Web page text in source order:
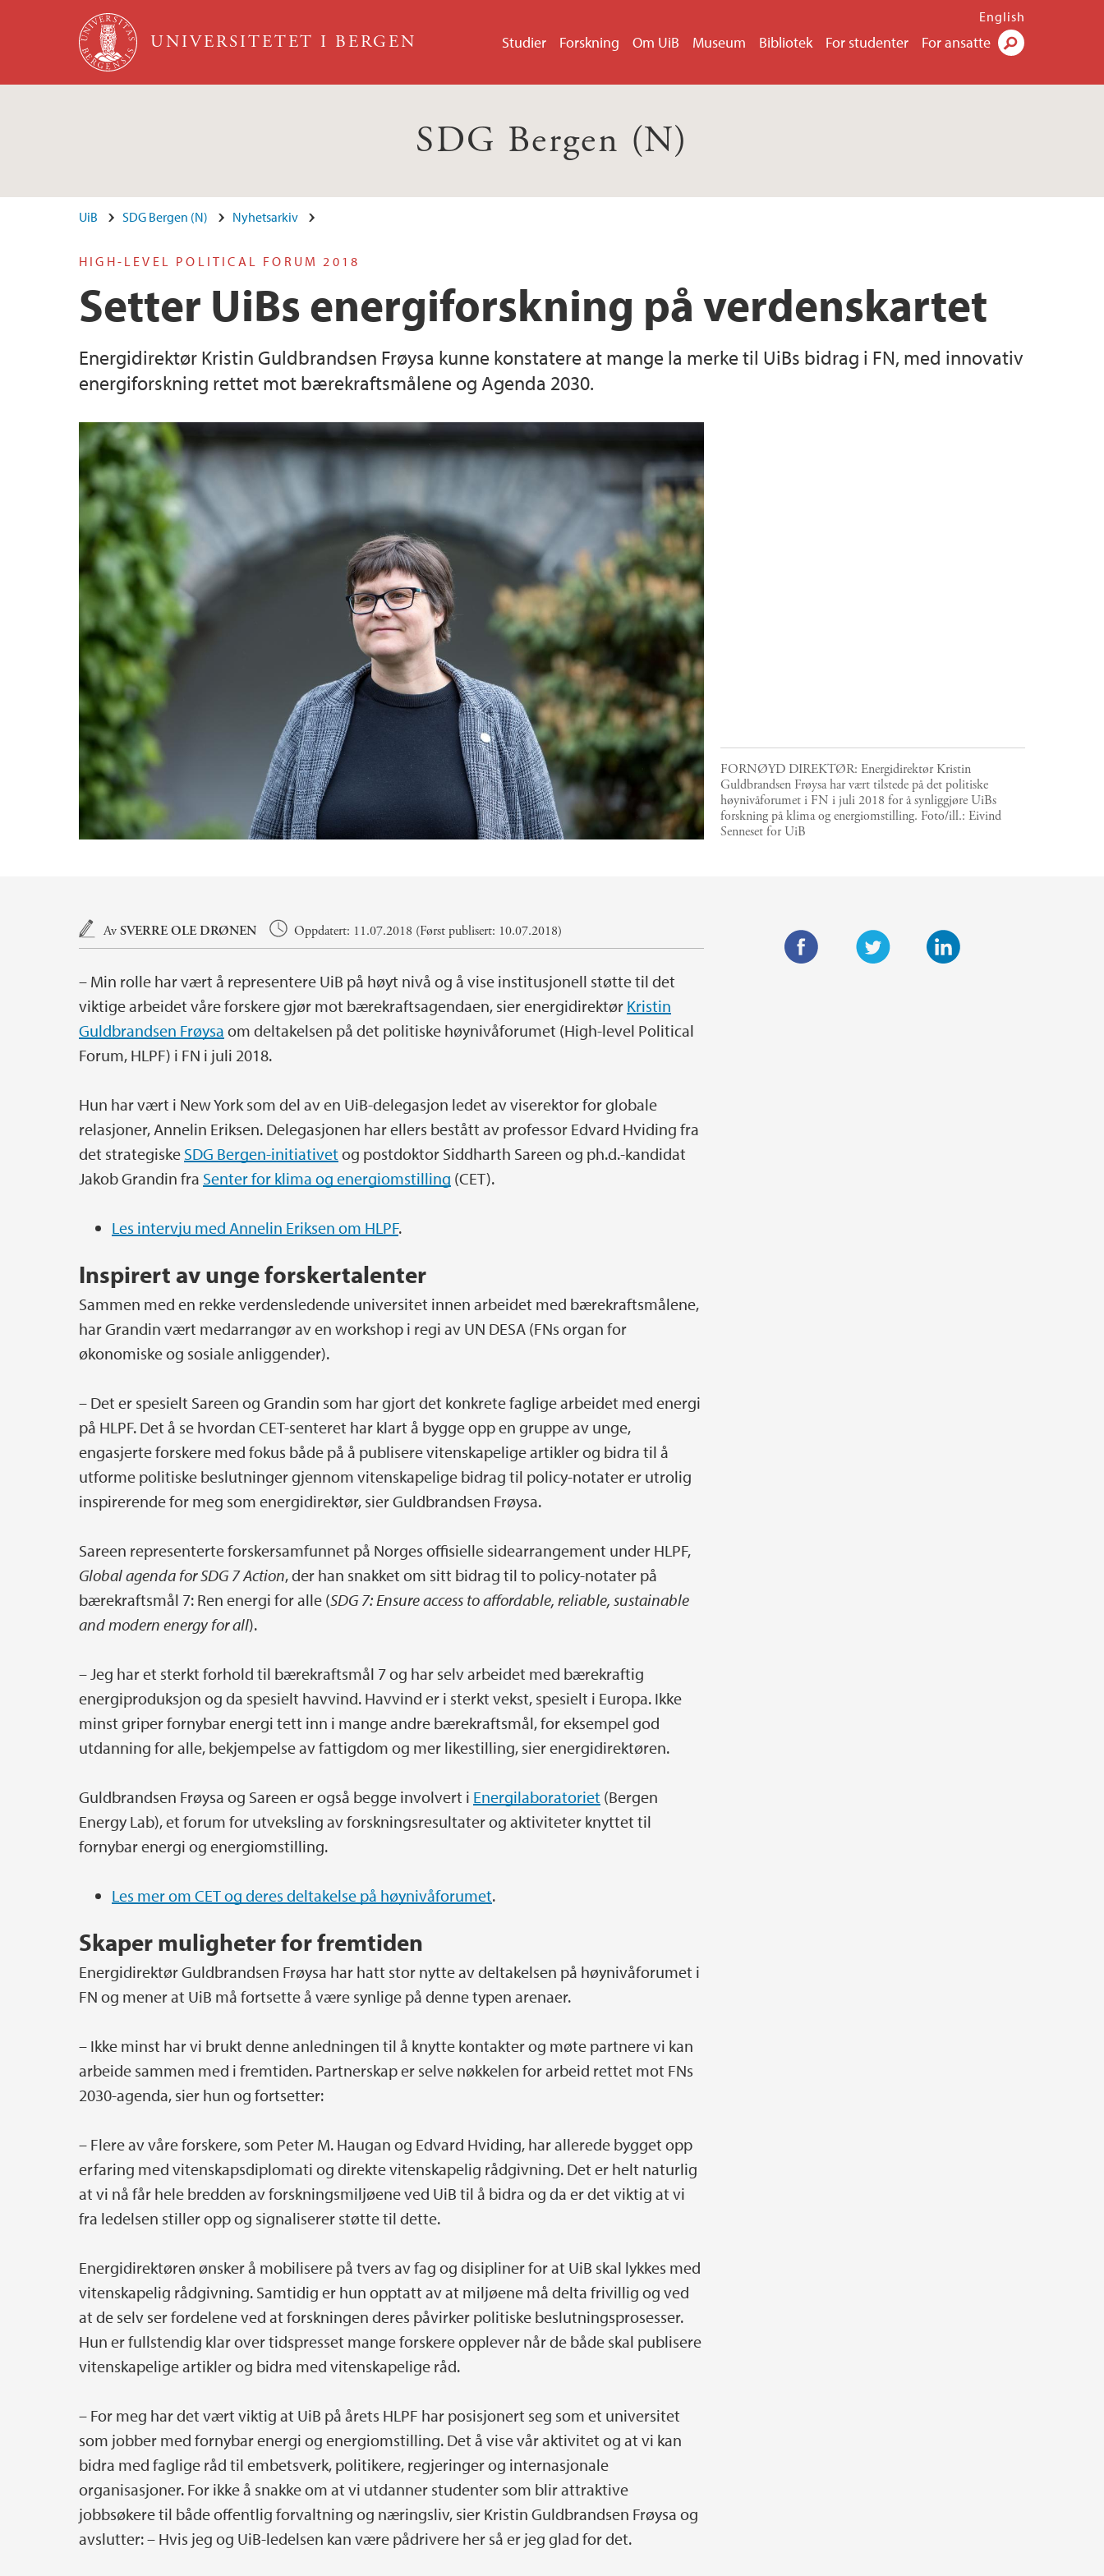
Hopp til hovedinnhold
UNIVERSITETET I BERGEN Studier Forskning Om UiB Museum Bibliotek For studenter For ansatte
English
SDG Bergen (N)
UiB SDG Bergen (N) Nyhetsarkiv
HIGH-LEVEL POLITICAL FORUM 2018
Setter UiBs energiforskning på verdenskartet
Energidirektør Kristin Guldbrandsen Frøysa kunne konstatere at mange la merke til UiBs bidrag i FN, med innovativ
energiforskning rettet mot bærekraftsmålene og Agenda 2030.
FORNØYD DIREKTØR: Energidirektør Kristin
Guldbrandsen Frøysa har vært tilstede på det politiske
høynivåforumet i FN i juli 2018 for å synliggjøre UiBs
forskning på klima og energiomstilling. Foto/ill.:Eivind
Senneset for UiB
Hovedinnhold
AvSVERRE OLE DRØNEN Oppdatert: 11.07.2018 (Først publisert: 10.07.2018)
– Min rolle har vært å representere UiB på høyt nivå og å vise institusjonell støtte til det
viktige arbeidet våre forskere gjør mot bærekraftsagendaen, sier energidirektør Kristin
Guldbrandsen Frøysa om deltakelsen på det politiske høynivåforumet (High-level Political
Forum, HLPF) i FN i juli 2018.
Hun har vært i New York som del av en UiB-delegasjon ledet av viserektor for globale
relasjoner, Annelin Eriksen. Delegasjonen har ellers bestått av professor Edvard Hviding fra
det strategiske SDG Bergen-initiativet og postdoktor Siddharth Sareen og ph.d.-kandidat
Jakob Grandin fra Senter for klima og energiomstilling (CET).
Les intervju med Annelin Eriksen om HLPF.
Inspirert av unge forskertalenter
Sammen med en rekke verdensledende universitet innen arbeidet med bærekraftsmålene,
har Grandin vært medarrangør av en workshop i regi av UN DESA (FNs organ for
økonomiske og sosiale anliggender).
– Det er spesielt Sareen og Grandin som har gjort det konkrete faglige arbeidet med energi
på HLPF. Det å se hvordan CET-senteret har klart å bygge opp en gruppe av unge,
engasjerte forskere med fokus både på å publisere vitenskapelige artikler og bidra til å
utforme politiske beslutninger gjennom vitenskapelige bidrag til policy-notater er utrolig
inspirerende for meg som energidirektør, sier Guldbrandsen Frøysa.
Sareen representerte forskersamfunnet på Norges offisielle sidearrangement under HLPF,
Global agenda for SDG 7 Action, der han snakket om sitt bidrag til to policy-notater på
bærekraftsmål 7: Ren energi for alle (SDG 7: Ensure access to affordable, reliable, sustainable
and modern energy for all).
– Jeg har et sterkt forhold til bærekraftsmål 7 og har selv arbeidet med bærekraftig
energiproduksjon og da spesielt havvind. Havvind er i sterkt vekst, spesielt i Europa. Ikke
minst griper fornybar energi tett inn i mange andre bærekraftsmål, for eksempel god
utdanning for alle, bekjempelse av fattigdom og mer likestilling, sier energidirektøren.
Guldbrandsen Frøysa og Sareen er også begge involvert i Energilaboratoriet (Bergen
Energy Lab), et forum for utveksling av forskningsresultater og aktiviteter knyttet til
fornybar energi og energiomstilling.
Les mer om CET og deres deltakelse på høynivåforumet.
Skaper muligheter for fremtiden
Energidirektør Guldbrandsen Frøysa har hatt stor nytte av deltakelsen på høynivåforumet i
FN og mener at UiB må fortsette å være synlige på denne typen arenaer.
– Ikke minst har vi brukt denne anledningen til å knytte kontakter og møte partnere vi kan
arbeide sammen med i fremtiden. Partnerskap er selve nøkkelen for arbeid rettet mot FNs
2030-agenda, sier hun og fortsetter:
– Flere av våre forskere, som Peter M. Haugan og Edvard Hviding, har allerede bygget opp
erfaring med vitenskapsdiplomati og direkte vitenskapelig rådgivning. Det er helt naturlig
at vi nå får hele bredden av forskningsmiljøene ved UiB til å bidra og da er det viktig at vi
fra ledelsen stiller opp og signaliserer støtte til dette.
Energidirektøren ønsker å mobilisere på tvers av fag og disipliner for at UiB skal lykkes med
vitenskapelig rådgivning. Samtidig er hun opptatt av at miljøene må delta frivillig og ved
at de selv ser fordelene ved at forskningen deres påvirker politiske beslutningsprosesser.
Hun er fullstendig klar over tidspresset mange forskere opplever når de både skal publisere
vitenskapelige artikler og bidra med vitenskapelige råd.
– For meg har det vært viktig at UiB på årets HLPF har posisjonert seg som et universitet
som jobber med fornybar energi og energiomstilling. Det å vise vår aktivitet og at vi kan
bidra med faglige råd til embetsverk, politikere, regjeringer og internasjonale
organisasjoner. For ikke å snakke om at vi utdanner studenter som blir attraktive
jobbsøkere til både offentlig forvaltning og næringsliv, sier Kristin Guldbrandsen Frøysa og
avslutter: – Hvis jeg og UiB-ledelsen kan være pådrivere her så er jeg glad for det.